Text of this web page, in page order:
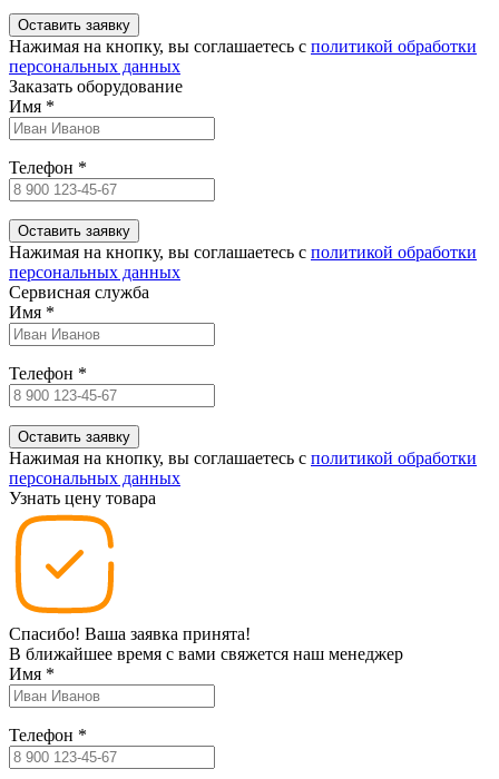
Нажимая на кнопку, вы соглашаетесь c политикой обработки
персональных данных
Заказать оборудование
Имя *
Телефон *
Нажимая на кнопку, вы соглашаетесь c политикой обработки
персональных данных
Сервисная служба
Имя *
Телефон *
Нажимая на кнопку, вы соглашаетесь c политикой обработки
персональных данных
Узнать цену товара
Спасибо! Ваша заявка принята!
В ближайшее время с вами свяжется наш менеджер
Имя *
Телефон *